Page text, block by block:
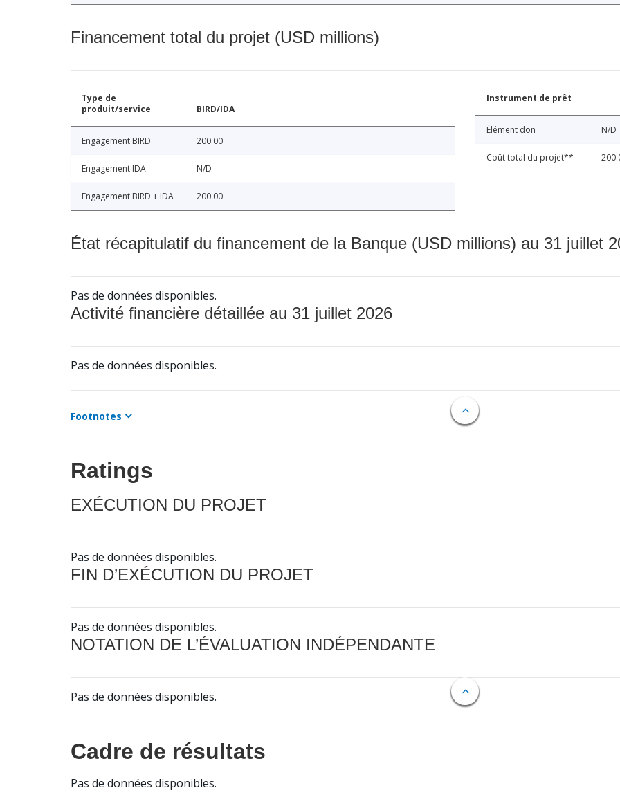
Financement total du projet (USD millions)
Type de
produit/service
BIRD/IDA
Engagement BIRD 200.00
Engagement IDA N/D
Engagement BIRD + IDA 200.00
Instrument de prêt
Élément don N/D
Coût total du projet**
État récapitulatif du financement de la Banque (USD millions) au 31 juillet
Pas de données disponibles.
Activité financière détaillée au 31 juillet 2026
Pas de données disponibles.
Footnotes
Ratings
EXÉCUTION DU PROJET
Pas de données disponibles.
FIN D’EXÉCUTION DU PROJET
Pas de données disponibles.
NOTATION DE L’ÉVALUATION INDÉPENDANTE
Pas de données disponibles.
Cadre de résultats
Pas de données disponibles.